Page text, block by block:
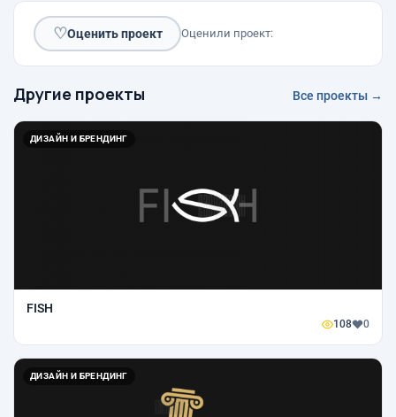
♡Оценить проект Оценили проект:
Другие проекты Все проекты →
ДИЗАЙН И БРЕНДИНГ
FISH
108 0
ДИЗАЙН И БРЕНДИНГ